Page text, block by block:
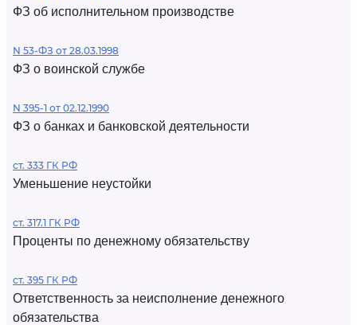
ФЗ об исполнительном производстве
N 53-ФЗ от 28.03.1998
ФЗ о воинской службе
N 395-1 от 02.12.1990
ФЗ о банках и банковской деятельности
ст. 333 ГК РФ
Уменьшение неустойки
ст. 317.1 ГК РФ
Проценты по денежному обязательству
ст. 395 ГК РФ
Ответственность за неисполнение денежного
обязательства